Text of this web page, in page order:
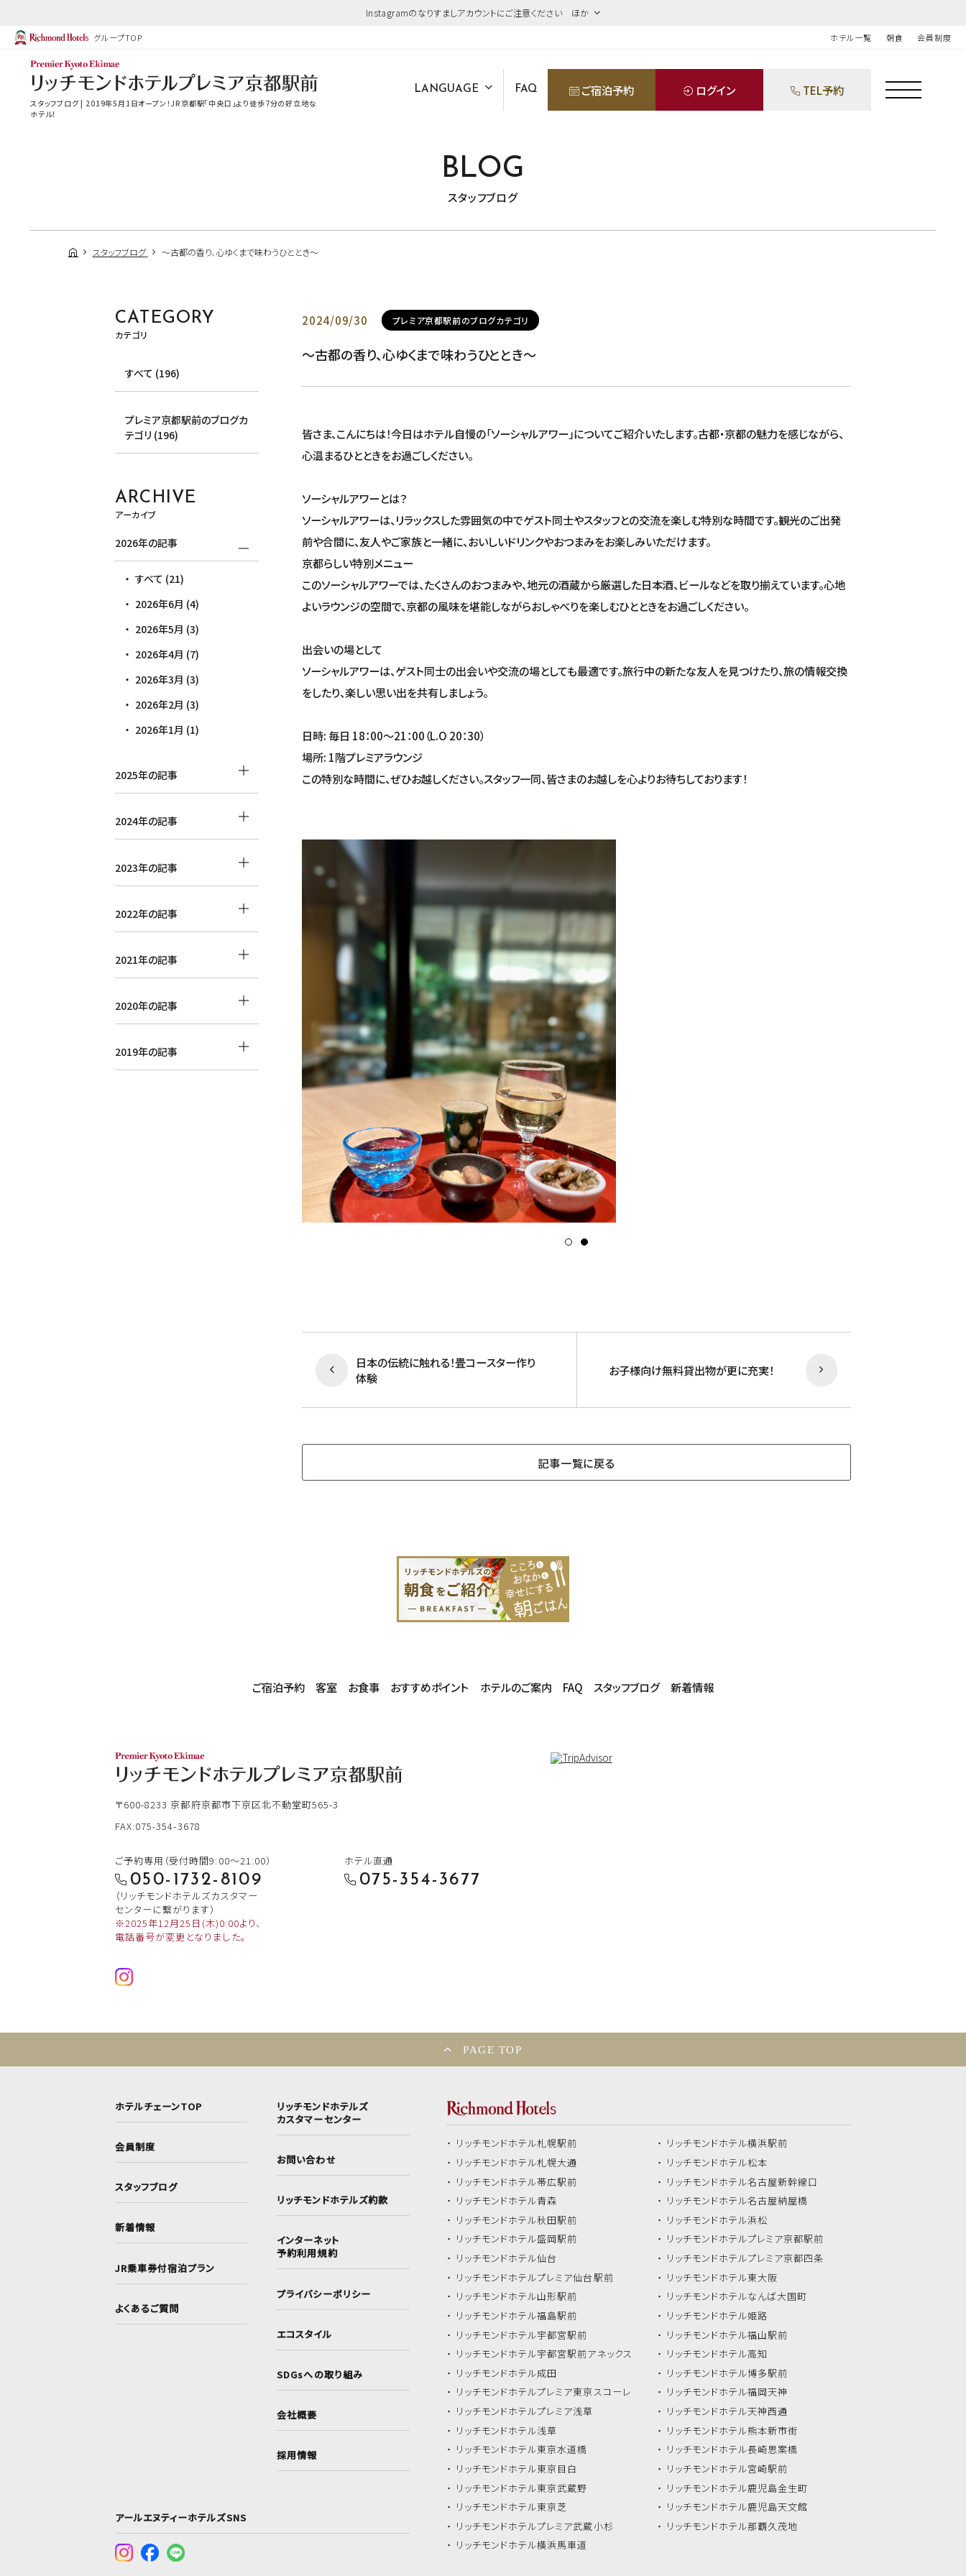
Instagramのなりすましアカウントにご注意ください ほか
グループTOP ホテル一覧 朝食 会員制度
スタッフブログ | 2019年5月1日オープン！JR京都駅「中央口」より徒歩7分の好立地な
ホテル！
LANGUAGE FAQ ご宿泊予約 ログイン TEL予約
BLOG
スタッフブログ
スタッフブログ ～古都の香り、心ゆくまで味わうひととき～
2024/09/30 プレミア京都駅前のブログカテゴリ
～古都の香り、心ゆくまで味わうひととき～
皆さま、こんにちは！今日はホテル自慢の「ソーシャルアワー」についてご紹介いたします。古都・京都の魅力を感じながら、
心温まるひとときをお過ごしください。
ソーシャルアワーとは？
ソーシャルアワーは、リラックスした雰囲気の中でゲスト同士やスタッフとの交流を楽しむ特別な時間です。観光のご出発
前や合間に、友人やご家族と一緒に、おいしいドリンクやおつまみをお楽しみいただけます。
京都らしい特別メニュー
このソーシャルアワーでは、たくさんのおつまみや、地元の酒蔵から厳選した日本酒、ビールなどを取り揃えています。心地
よいラウンジの空間で、京都の風味を堪能しながらおしゃべりを楽しむひとときをお過ごしください。
出会いの場として
ソーシャルアワーは、ゲスト同士の出会いや交流の場としても最適です。旅行中の新たな友人を見つけたり、旅の情報交換
をしたり、楽しい思い出を共有しましょう。
日時: 毎日 18：00～21：00（L.O 20：30）
場所: 1階プレミアラウンジ
この特別な時間に、ぜひお越しください。スタッフ一同、皆さまのお越しを心よりお待ちしております！
日本の伝統に触れる！畳コースター作り
体験
お子様向け無料貸出物が更に充実！
記事一覧に戻る
CATEGORY
カテゴリ
すべて (196)
プレミア京都駅前のブログカ
テゴリ (196)
ARCHIVE
アーカイブ
2026年の記事
すべて (21)
2026年6月 (4)
2026年5月 (3)
2026年4月 (7)
2026年3月 (3)
2026年2月 (3)
2026年1月 (1)
2025年の記事
2024年の記事
2023年の記事
2022年の記事
2021年の記事
2020年の記事
2019年の記事
ご宿泊予約 客室 お食事 おすすめポイント ホテルのご案内 FAQ スタッフブログ 新着情報
〒600-8233京都府京都市下京区北不動堂町565-3
FAX:075-354-3678
ご予約専用（受付時間9:00～21:00）
050-1732-8109
（リッチモンドホテルズカスタマー
センターに繋がります）
※2025年12月25日(木)0:00より、
電話番号が変更となりました。
ホテル直通
075-354-3677
PAGE TOP
ホテルチェーンTOP
会員制度
スタッフブログ
新着情報
JR乗車券付宿泊プラン
よくあるご質問
リッチモンドホテルズ
カスタマーセンター
お問い合わせ
リッチモンドホテルズ約款
インターネット
予約利用規約
プライバシーポリシー
エコスタイル
SDGsへの取り組み
会社概要
採用情報
アールエヌティーホテルズSNS
リッチモンドホテル札幌駅前
リッチモンドホテル札幌大通
リッチモンドホテル帯広駅前
リッチモンドホテル青森
リッチモンドホテル秋田駅前
リッチモンドホテル盛岡駅前
リッチモンドホテル仙台
リッチモンドホテルプレミア仙台駅前
リッチモンドホテル山形駅前
リッチモンドホテル福島駅前
リッチモンドホテル宇都宮駅前
リッチモンドホテル宇都宮駅前アネックス
リッチモンドホテル成田
リッチモンドホテルプレミア東京スコーレ
リッチモンドホテルプレミア浅草
リッチモンドホテル浅草
リッチモンドホテル東京水道橋
リッチモンドホテル東京目白
リッチモンドホテル東京武蔵野
リッチモンドホテル東京芝
リッチモンドホテルプレミア武蔵小杉
リッチモンドホテル横浜馬車道
リッチモンドホテル横浜駅前
リッチモンドホテル松本
リッチモンドホテル名古屋新幹線口
リッチモンドホテル名古屋納屋橋
リッチモンドホテル浜松
リッチモンドホテルプレミア京都駅前
リッチモンドホテルプレミア京都四条
リッチモンドホテル東大阪
リッチモンドホテルなんば大国町
リッチモンドホテル姫路
リッチモンドホテル福山駅前
リッチモンドホテル高知
リッチモンドホテル博多駅前
リッチモンドホテル福岡天神
リッチモンドホテル天神西通
リッチモンドホテル熊本新市街
リッチモンドホテル長崎思案橋
リッチモンドホテル宮崎駅前
リッチモンドホテル鹿児島金生町
リッチモンドホテル鹿児島天文館
リッチモンドホテル那覇久茂地